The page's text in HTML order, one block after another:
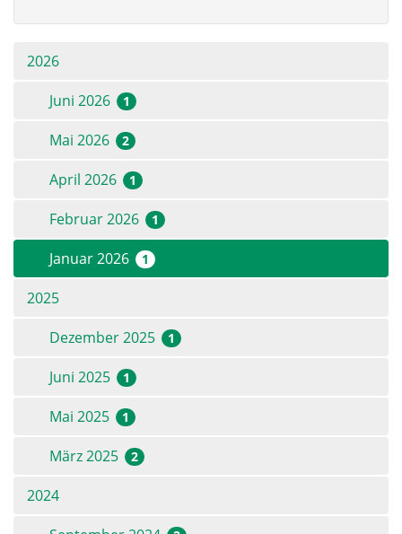
2026
Juni 2026
1
Mai 2026 2
April 2026 1
Februar 2026 1
Januar 2026 1
2025
Dezember 2025
1
Juni 2025 1
Mai 2025 1
März 2025 2
2024